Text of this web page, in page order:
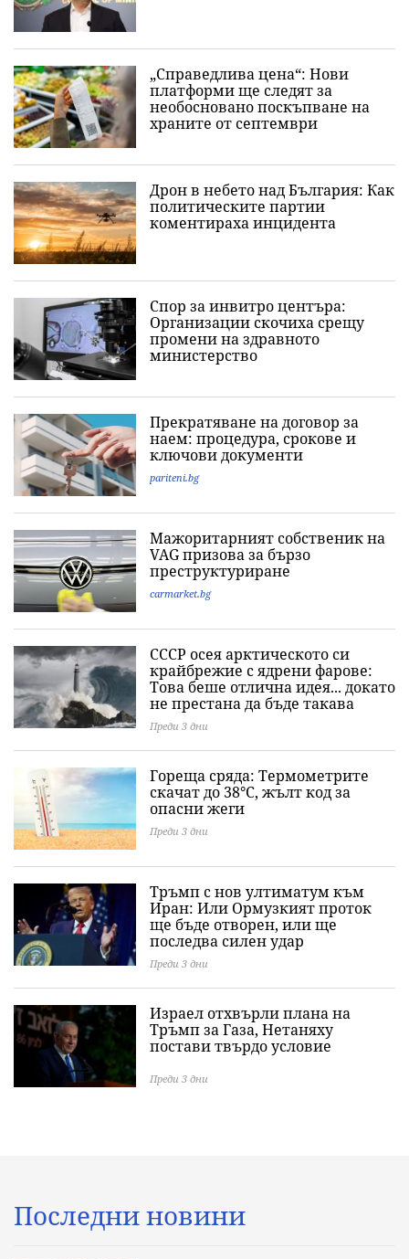
„Справедлива цена“: Нови
платформи ще следят за
необосновано поскъпване на
храните от септември
Дрон в небето над България: Как
политическите партии
коментираха инцидента
Спор за инвитро центъра:
Организации скочиха срещу
промени на здравното
министерство
Прекратяване на договор за
наем: процедура, срокове и
ключови документи
pariteni.bg
Мажоритарният собственик на
VAG призова за бързо
преструктуриране
carmarket.bg
СССР осея арктическото си
крайбрежие с ядрени фарове:
Това беше отлична идея... докато
не престана да бъде такава
Преди 3 дни
Гореща сряда: Термометрите
скачат до 38°C, жълт код за
опасни жеги
Преди 3 дни
Тръмп с нов ултиматум към
Иран: Или Ормузкият проток
ще бъде отворен, или ще
последва силен удар
Преди 3 дни
Израел отхвърли плана на
Тръмп за Газа, Нетаняху
постави твърдо условие
Преди 3 дни
Последни новини